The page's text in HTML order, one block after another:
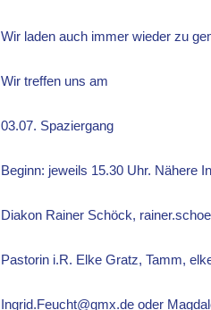
Wir laden auch immer wieder zu
Wir treffen uns am
03.07. Spaziergang
Beginn: jeweils 15.30 Uhr. Nähere
Diakon Rainer Schöck,
Pastorin i.R. Elke Gratz, Tamm,
Ingrid.Feucht@gmx.de oder